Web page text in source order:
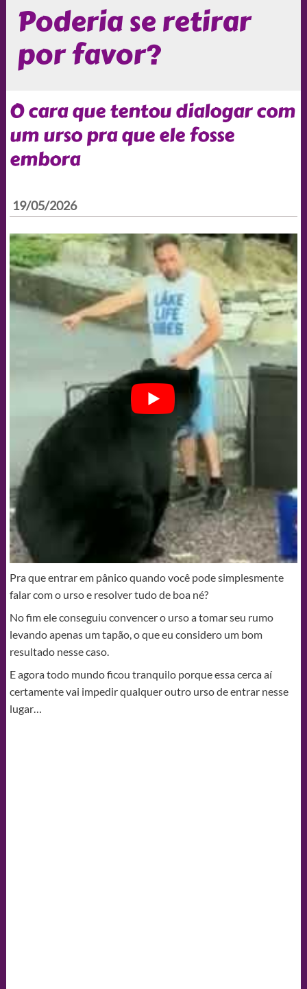
Poderia se retirar
por favor?
O cara que tentou dialogar com
um urso pra que ele fosse
embora
19/05/2026
Pra que entrar em pânico quando você pode simplesmente
falar com o urso e resolver tudo de boa né?
No fim ele conseguiu convencer o urso a tomar seu rumo
levando apenas um tapão, o que eu considero um bom
resultado nesse caso.
E agora todo mundo ficou tranquilo porque essa cerca aí
certamente vai impedir qualquer outro urso de entrar nesse
lugar…